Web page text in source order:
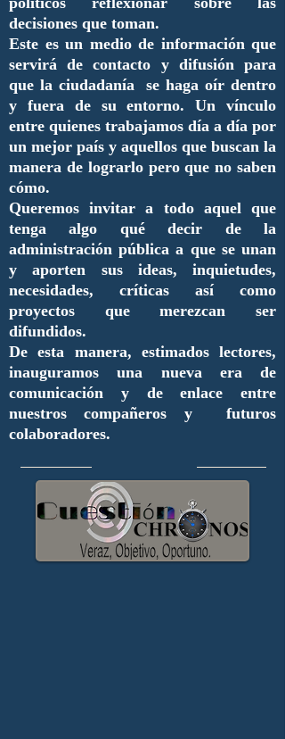
decisiones que toman.
Este es un medio de información que
servirá de contacto y difusión para
que la ciudadanía se haga oír dentro
y fuera de su entorno. Un vínculo
entre quienes trabajamos día a día por
un mejor país y aquellos que buscan la
manera de lograrlo pero que no saben
cómo.
Queremos invitar a todo aquel que
tenga algo qué decir de la
administración pública a que se unan
y aporten sus ideas, inquietudes,
necesidades, críticas así como
proyectos que merezcan ser
difundidos.
De esta manera, estimados lectores,
inauguramos una nueva era de
comunicación y de enlace entre
nuestros compañeros y futuros
colaboradores.